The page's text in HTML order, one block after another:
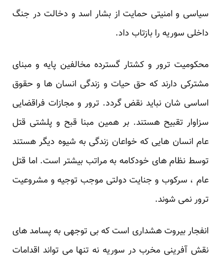
سیاسی و امنیتی حمایت از بشار اسد و دخالت در جنگ
داخلی سوریه را بازتاب داد.
محکومیت ترور و کشتار گسترده مخالفین پایه و مبنای
مشترکی دارند که حق حیات و زندگی انسان ها و حقوق
اساسی شان نباید نقض گردد. ترور و مجازات فراقضایی
سزاوار تقبیح هستند. بر همین مبنا قبح و پلشتی قتل
عام انسان هایی که خواعان زندگی به شیوه دیگر هستند
توسط نظام های خودکامه به مراتب بیشتر است. اما قتل
عام ، سرکوب و جنایت دولتی موجب توجیه و مشروعیت
ترور نمی شوند.
انفجار بیروت هشداری است که بی توجهی به پسامد های
نقش آفرینی مخرب در سوریه نه تنها می تواند اقدامات